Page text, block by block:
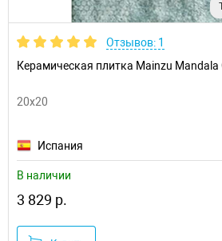
Отзывов: 1
Керамическая плитка Mainzu Mandala
20x20
Испания
В наличии
3 829 р.